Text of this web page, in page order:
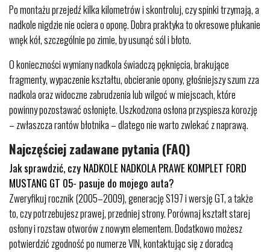
Po montażu przejedź kilka kilometrów i skontroluj, czy spinki trzymają, a
nadkole nigdzie nie ociera o oponę. Dobra praktyka to okresowe płukanie
wnęk kół, szczególnie po zimie, by usunąć sól i błoto.
O konieczności wymiany nadkola świadczą pęknięcia, brakujące
fragmenty, wypaczenie kształtu, obcieranie opony, głośniejszy szum zza
nadkola oraz widoczne zabrudzenia lub wilgoć w miejscach, które
powinny pozostawać osłonięte. Uszkodzona osłona przyspiesza korozję
– zwłaszcza rantów błotnika – dlatego nie warto zwlekać z naprawą.
Najczęściej zadawane pytania (FAQ)
Jak sprawdzić, czy NADKOLE NADKOLA PRAWE KOMPLET FORD
MUSTANG GT 05- pasuje do mojego auta?
Zweryfikuj rocznik (2005–2009), generację S197 i wersję GT, a także
to, czy potrzebujesz prawej, przedniej strony. Porównaj kształt starej
osłony i rozstaw otworów z nowym elementem. Dodatkowo możesz
potwierdzić zgodność po numerze VIN, kontaktując się z doradcą